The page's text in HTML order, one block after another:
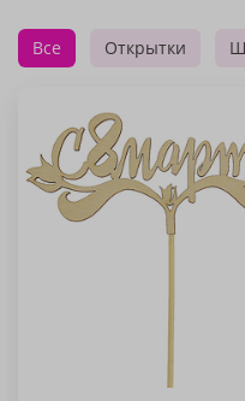
Все Открытки